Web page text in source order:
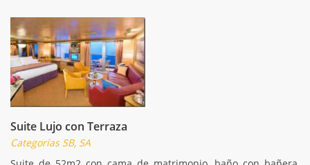
Suite Lujo con Terraza
Categorías SB, SA